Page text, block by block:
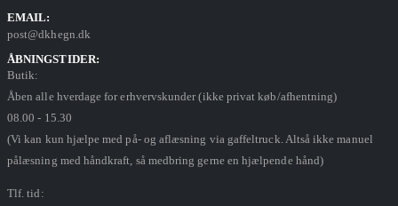
EMAIL:
post@dkhegn.dk
ÅBNINGSTIDER:
Butik:
Åben alle hverdage for erhvervskunder (ikke privat køb/afhentning)
08.00 - 15.30
(Vi kan kun hjælpe med på- og aflæsning via gaffeltruck. Altså ikke manuel
pålæsning med håndkraft, så medbring gerne en hjælpende hånd)
Tlf. tid: